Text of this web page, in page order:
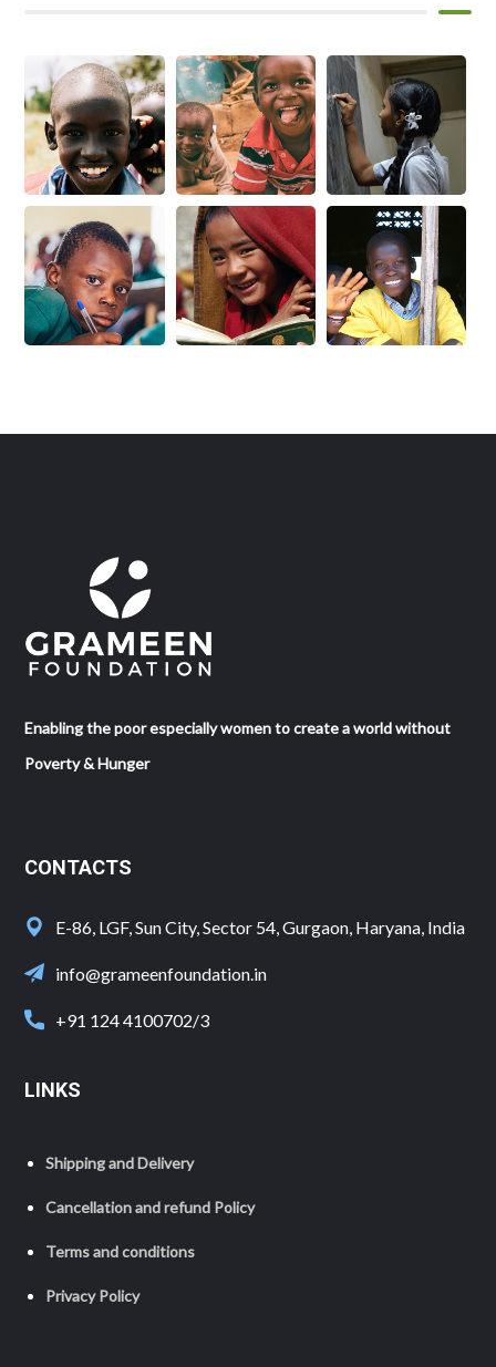
Enabling the poor especially women to create a world without
Poverty & Hunger
CONTACTS
E-86, LGF, Sun City, Sector 54, Gurgaon, Haryana, India
info@grameenfoundation.in
+91 124 4100702/3
LINKS
Shipping and Delivery
Cancellation and refund Policy
Terms and conditions
Privacy Policy